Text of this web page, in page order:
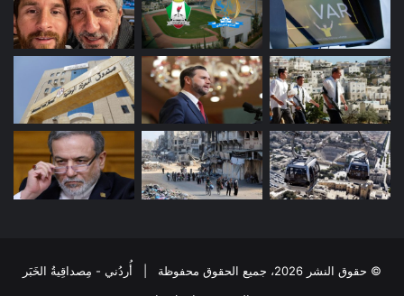
© حقوق النشر 2026، جميع الحقوق محفوظة | أُردُني - مِصداقِيةُ الخَبَر